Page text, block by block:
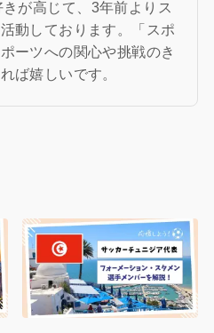
が高じて、3年前よりス
動しております。「スポ
ーツへの関心や挑戦のき
ば嬉しいです。